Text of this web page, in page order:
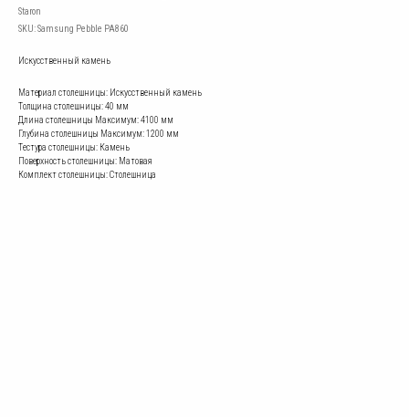
Staron
SKU:Samsung Pebble PA860
Искусственный камень
Материал столешницы: Искусственный камень
Толщина столешницы: 40 мм
Длина столешницы Mаксимум: 4100 мм
Глубина столешницы Mаксимум: 1200 мм
Тестура столешницы: Камень
Поверхность столешницы: Матовая
Комплект столешницы: Столешница